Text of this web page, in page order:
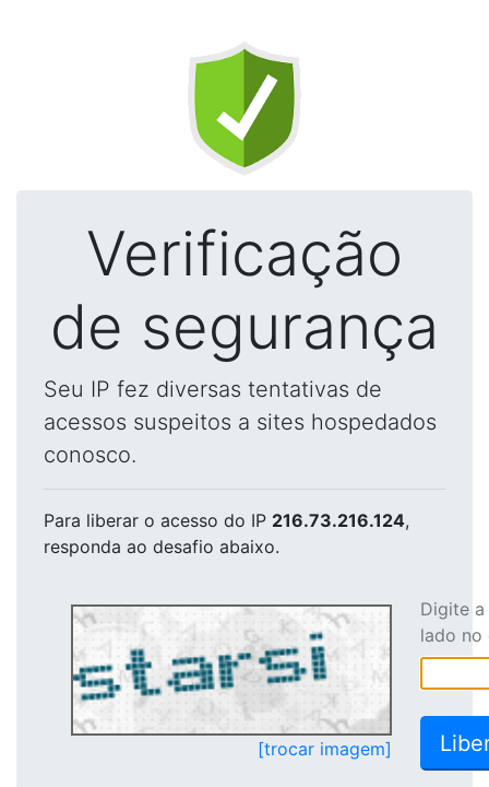
Verificação
de segurança
Seu IP fez diversas tentativas de
acessos suspeitos a sites hospedados
conosco.
Para liberar o acesso do IP 216.73.216.124,
responda ao desafio abaixo.
[trocar imagem]
Digite
lado no